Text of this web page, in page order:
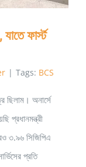
ফার্স্ট
| Tags: BCS
ছিলাম। অনার্সে
প্রধানমন্ত্রী
৩.৯৬ সিজিপিএ
প্রতি